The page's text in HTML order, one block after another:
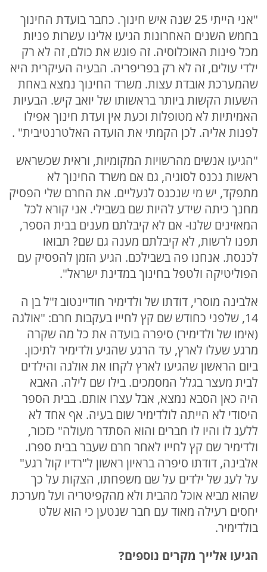
"אני הייתי 25 שנה איש חינוך. כחבר בועדת החינוך
בחמש השנים האחרונות הגיעו אלינו עשרות פניות
מכל פינות האוכלוסיה. זה פוגש את כולם, זה לא רק
ילדי עולים, זה לא רק בפריפריה. הבעיה העיקרית היא
שהמערכת אובדת עצות. משרד החינוך נמצא באחת
השעות הקשות ביותר בראשותו של יואב קיש. הבעיות
האמיתיות לא מטופלות וכעת אין ועדת חינוך אפילו
לפנות אליה. לכן הקמתי את הועדה האלטרנטיבית" .
"הגיעו אנשים מהרשויות המקומיות, וראית שכשראש
ראשות נכנס לסוגיה, גם אם משרד החינוך לא
מתפקד, יש מי שנכנס לנעליים. את החרם שלי הפסיק
מחנך כיתה שידע להיות שם בשבילי. אני קורא לכל
המאזינים שלנו- אם לא קיבלתם מענים בבית הספר,
תפנו לרשות, לא קיבלתם מענה גם שם? תבואו
לכנסת. אנחנו פה בשבילכם. הגיע הזמן להפסיק עם
הפוליטיקה ולטפל בחינוך במדינת ישראל".
אלבינה מוסרי, דודתו של ולדימיר חודיינטוב ז"ל בן ה
14, שלפני כחודש שם קץ לחייו בעקבות חרם: "אולגה
(אימו של ולדימיר) סיפרה בועדה את כל מה שקרה
מרגע שעלו לארץ, עד הרגע שהגיע ולדימיר לתיכון.
ביום הראשון שהגיעו לארץ לקחו את אולגה והילדים
לבית מעצר בגלל המסמכים. בילו שם לילה. האבא
היה כאן הסבא נמצא, אבל עצרו אותם. בבית הספר
היסודי לא הייתה לולדימיר שום בעיה. אף אחד לא
ללעג לו והיו לו חברים והוא הסתדר מעולה" כזכור,
ולדימיר שם קץ לחייו לאחר חרם שעבר בבית ספרו.
אלבינה, דודתו סיפרה בראיון ראשון ל"רדיו קול רגע"
על לעג של ילדים על שם משפחתו, הצקות על כך
שהוא מביא אוכל מהבית ולא מהקפיטריה ועל מערכת
יחסים רעילה מאוד עם חבר שנטען כי הוא שלט
בולדימיר.
הגיעו אלייך מקרים נוספים?